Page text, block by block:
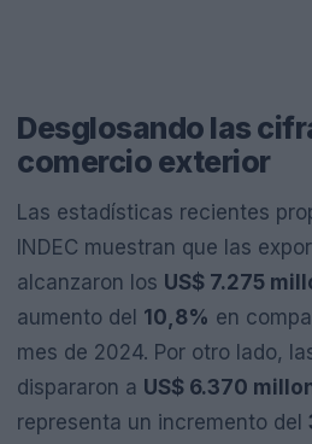
Desglosando las
comercio exterior
Las estadísticas recientes
INDEC muestran que las
alcanzaron los US$ 7.275
aumento del 10,8% en
mes de 2024. Por otro lado,
dispararon a US$ 6.370
representa un incremento del